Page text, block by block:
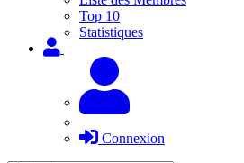
Top 10
Statistiques
Connexion